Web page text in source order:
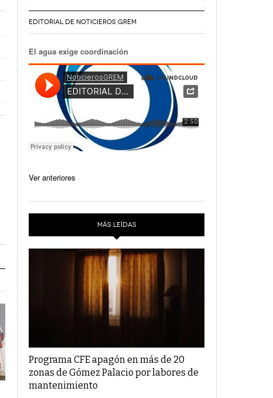
EDITORIAL DE NOTICIEROS GREM
El agua exige coordinación
Ver anteriores
MÁS LEÍDAS
Programa CFE apagón en más de 20
zonas de Gómez Palacio por labores de
mantenimiento